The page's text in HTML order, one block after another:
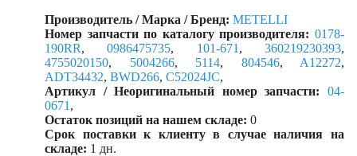
Производитель / Марка / Бренд: METELLI
Номер запчасти по каталогу производителя: 0178-
190RR,0986475735, 101-671 ,360219230393,
4755020150, 5004266, 5114, 804546, A12272,
ADT34432, BWD266, C52024JC,
Артикул / Неоригинальный номер запчасти:
04-
0671 ,
Остаток позиций на нашем складе: 0
Срок поставки к клиенту в случае наличия на
складе: 1 дн.